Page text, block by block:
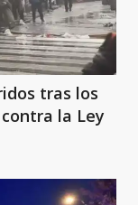
tras los
la Ley